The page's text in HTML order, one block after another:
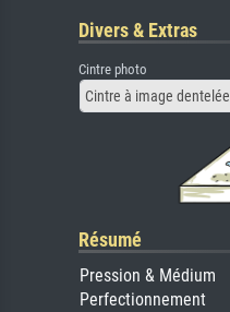
Divers & Extras
Cintre photo
Cintre à image dentelée
Résumé
Pression & Médium
Perfectionnement